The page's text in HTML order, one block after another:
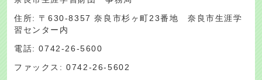
住所: 〒630-8357 奈良市杉ヶ町23番地 奈良市生涯学
習センター内
電話: 0742-26-5600
ファックス: 0742-26-5602